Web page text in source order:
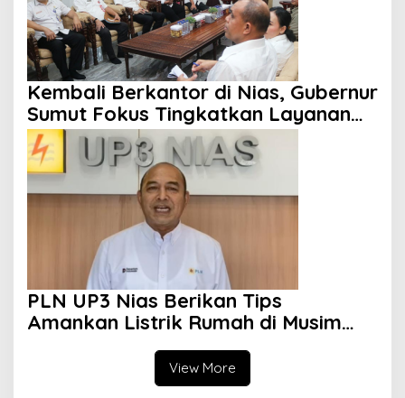
Kembali Berkantor di Nias, Gubernur
Sumut Fokus Tingkatkan Layanan
Kesehatan
PLN UP3 Nias Berikan Tips
Amankan Listrik Rumah di Musim
View More